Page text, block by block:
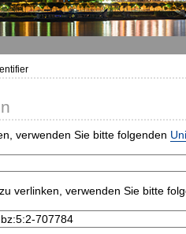
verwenden Sie bitte folgenden
verlinken, verwenden Sie bitte